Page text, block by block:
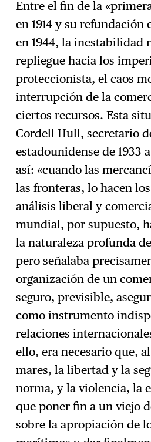
Entre el fin de la
en 1914 y su refundación
en 1944, la inestabilidad
repliegue hacia los
proteccionista, el caos
interrupción de la
ciertos recursos. Esta
Cordell Hull, secretario
estadounidense de 1933
así: «cuando las
las fronteras, lo hacen
análisis liberal y
mundial, por supuesto,
la naturaleza profunda
pero señalaba
organización de un
seguro, previsible,
como instrumento
relaciones
ello, era necesario que,
mares, la libertad y la
norma, y la violencia, la
que poner fin a un viejo
sobre la apropiación de